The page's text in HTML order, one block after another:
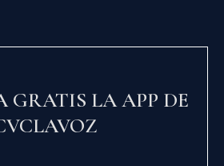
GRATIS LA APP DE